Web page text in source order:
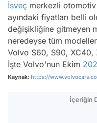
İsveç merkezli
ayındaki fiyatları belli
değişikliğine gitmeyen
neredeyse tüm
Volvo S60, S90, XC40,
İşte Volvo'nun Ekim
Kaynak: https://
İçeriğin